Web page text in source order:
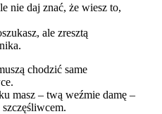
nie daj znać, że wiesz to,
ale zresztą
chodzić same
masz – twą weźmie damę –